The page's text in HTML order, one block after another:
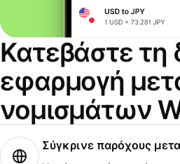
Κατεβάστε
εφαρμογή
νομισμάτων
Σύγκρινε παρόχους